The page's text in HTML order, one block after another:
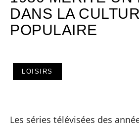
DANS LA
POPULAIRE
LOISIRS
Les séries télévisées des